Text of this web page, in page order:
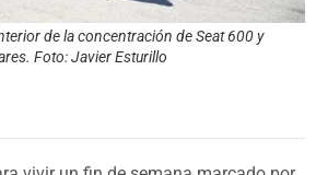
de la concentración de Seat 600 y
Foto: Javier Esturillo